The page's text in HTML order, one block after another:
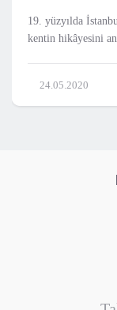
19. yüzyılda
kentin hikâyesini anlatıyor. […]
Müracaa
24.05.2020